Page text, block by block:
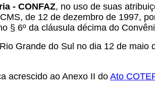
- CONFAZ, no uso de suas
de 12 de dezembro de 1997,
§ 6º da cláusula décima do
Grande do Sul no dia 12 de maio
acrescido ao Anexo II doAto